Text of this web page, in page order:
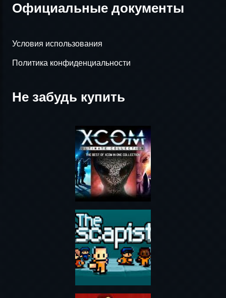
Официальные документы
Условия использования
Политика конфиденциальности
Не забудь купить